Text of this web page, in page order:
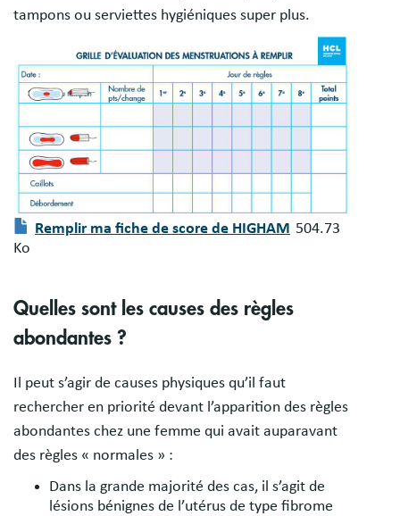
tampons ou serviettes hygiéniques super plus.
Document
Remplir ma fiche de score de HIGHAM 504.73
Ko
Quelles sont les causes des règles
abondantes ?
Il peut s’agir de causes physiques qu’il faut
rechercher en priorité devant l’apparition des règles
abondantes chez une femme qui avait auparavant
des règles « normales » :
Dans la grande majorité des cas, il s’agit de
lésions bénignes de l’utérus de type fibrome